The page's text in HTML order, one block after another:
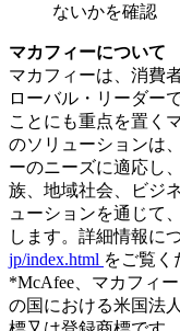
ないかを確認
マカフィーについて
マカフィーは、消費
ローバル・リーダー
ことにも重点を置く
のソリューションは
ーのニーズに適応し
族、地域社会、ビジ
ューションを通じて
します。詳細情報に
jp/index.html をご覧く
*McAfee、マカフィ
の国における米国法